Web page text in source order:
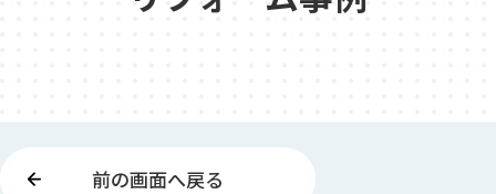
前の画面へ戻る